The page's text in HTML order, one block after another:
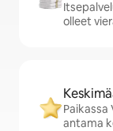
olleet
Paikassa
antama